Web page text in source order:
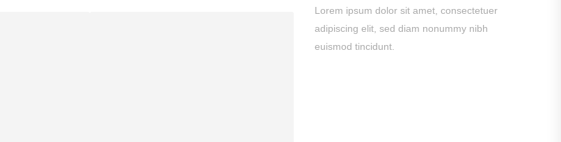
Lorem ipsum dolor sit amet, consectetuer
adipiscing elit, sed diam nonummy nibh
euismod tincidunt.